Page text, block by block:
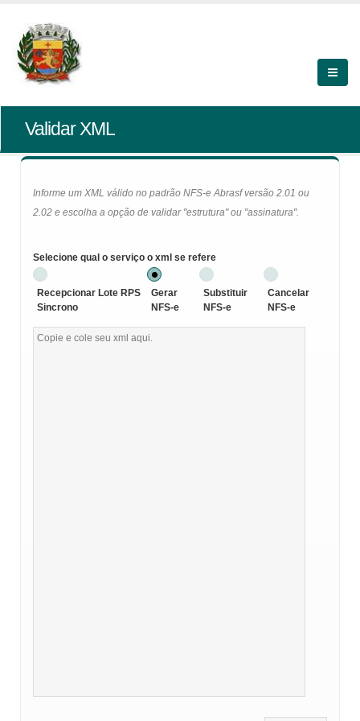
Validar XML
Informe um XML válido no padrão NFS-e Abrasf versão 2.01 ou
2.02 e escolha a opção de validar "estrutura" ou "assinatura".
Selecione qual o serviço o xml se refere
Recepcionar Lote RPS
Sincrono
Gerar
NFS-e
Substituir
NFS-e
Cancelar
NFS-e